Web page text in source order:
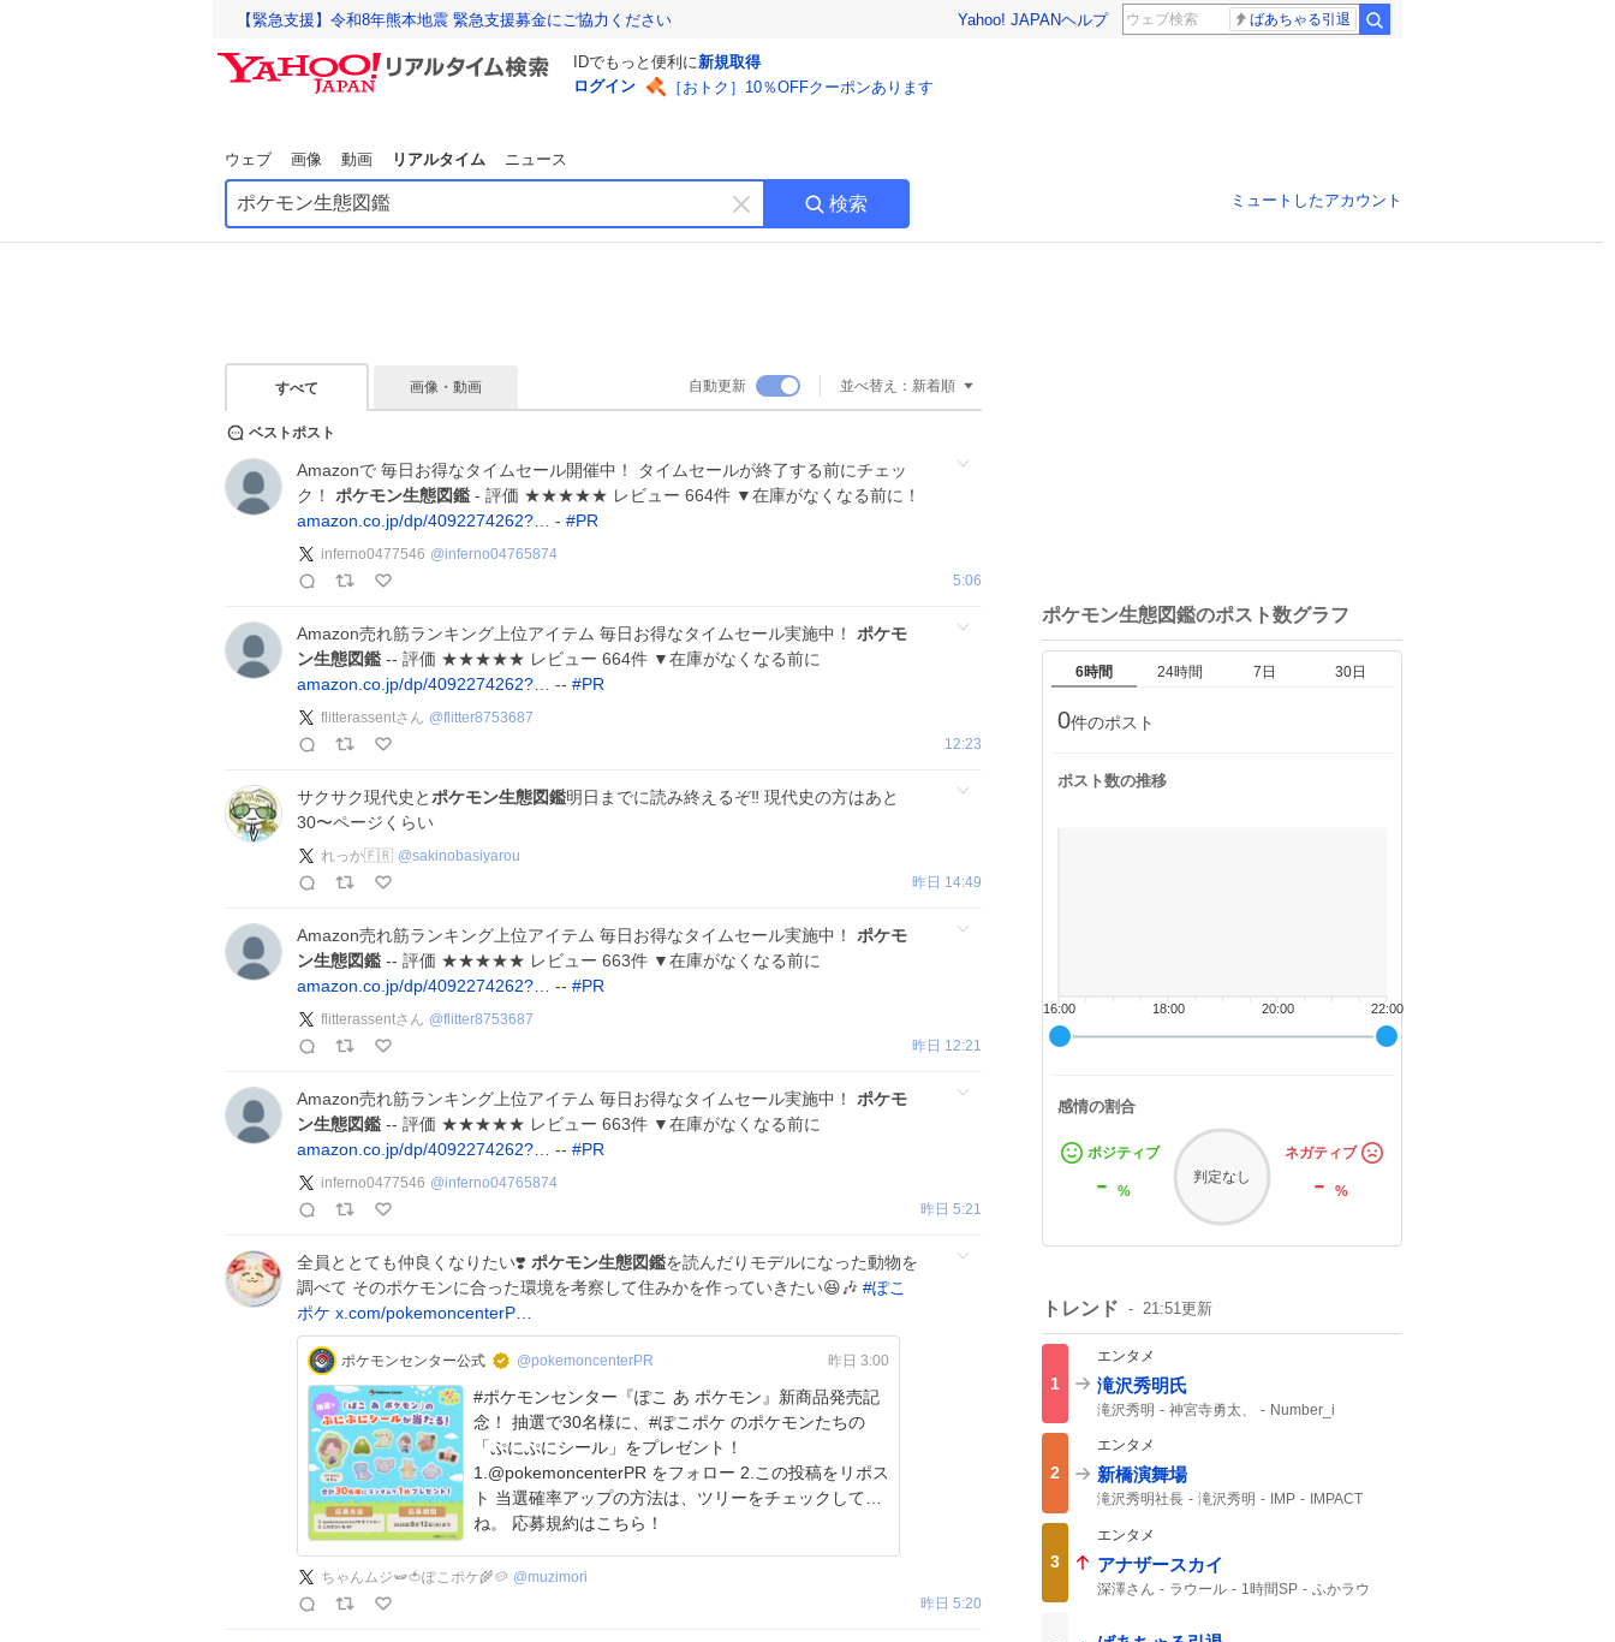
【緊急支援】令和8年熊本地震 緊急支援募金にご協力ください Yahoo! JAPANヘルプ ばあちゃる引退
IDでもっと便利に新規取得
ログイン
［おトク］10％OFFクーポンあります
ウェブ 画像 動画 リアルタイム ニュース
キ
ー
す
検索 ミュートしたアカウント
すべて 画像・動画 自動更新 並べ替え： 新着順
ベストポスト
Amazonで 毎日お得なタイムセール開催中！ タイムセールが終了する前にチェッ
ク！ ポケモン生態図鑑 - 評価 ★★★★★ レビュー 664件 ▼在庫がなくなる前に！
amazon.co.jp/dp/4092274262?…
- #PR
inferno0477546 @inferno04765874
5:06
Amazon売れ筋ランキング上位アイテム 毎日お得なタイムセール実施中！ ポケモ
ン生態図鑑 -- 評価 ★★★★★ レビュー 664件 ▼在庫がなくなる前に
amazon.co.jp/dp/4092274262?…
-- #PR
flitterassentさん @flitter8753687
12:23
サクサク現代史と ポケモン生態図鑑明日までに読み終えるぞ‼️ 現代史の方はあと
30〜ページくらい
れっか🇫🇷 @sakinobasiyarou
昨日 14:49
Amazon売れ筋ランキング上位アイテム 毎日お得なタイムセール実施中！ ポケモ
ン生態図鑑 -- 評価 ★★★★★ レビュー 663件 ▼在庫がなくなる前に
amazon.co.jp/dp/4092274262?…
-- #PR
flitterassentさん @flitter8753687
昨日 12:21
Amazon売れ筋ランキング上位アイテム 毎日お得なタイムセール実施中！ ポケモ
ン生態図鑑 -- 評価 ★★★★★ レビュー 663件 ▼在庫がなくなる前に
amazon.co.jp/dp/4092274262?…
-- #PR
inferno0477546 @inferno04765874
昨日 5:21
全員ととても仲良くなりたい❣️ ポケモン生態図鑑を読んだりモデルになった動物を
調べて そのポケモンに合った環境を考察して住みかを作っていきたい😆🎶 #ぽこ
ポケ x.com/pokemoncenterP…
ポケモンセンター公式 @pokemoncenterPR 昨日 3:00
#ポケモンセンター『ぽこ あ ポケモン』新商品発売記
念！ 抽選で30名様に、#ぽこポケ のポケモンたちの
「ぷにぷにシール」をプレゼント！
1.@pokemoncenterPR をフォロー 2.この投稿をリポス
ト 当選確率アップの方法は、ツリーをチェックして
ね。 応募規約はこちら！
ちゃんムジ🫛🍅ぽこポケ🌾🥔 @muzimori
昨日 5:20
ポケモン生態図鑑のポスト数グラフ
6時間 24時間 7日 30日
0件のポスト
ポスト数の推移
22:00
20:00
18:00
16:00
感情の割合
ポジティブ
- %
判定なし
ネガティブ
-%
トレンド 21:51更新
1
エンタメ
滝沢秀明氏
滝沢秀明 神宮寺勇太、 Number_i
2
エンタメ
新橋演舞場
滝沢秀明社長 滝沢秀明 IMP
IMPACT
10月から
3
エンタメ
アナザースカイ
深澤さん ラウール 1時間SP ふかラウ